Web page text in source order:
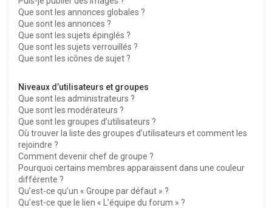
Que sont les annonces globales ?
Que sont les annonces ?
Que sont les sujets épinglés ?
Que sont les sujets verrouillés ?
Que sont les icônes de sujet ?
Niveaux d’utilisateurs et groupes
Que sont les administrateurs ?
Que sont les modérateurs ?
Que sont les groupes d’utilisateurs ?
Où trouver la liste des groupes d’utilisateurs et comment les
rejoindre ?
Comment devenir chef de groupe ?
Pourquoi certains membres apparaissent dans une couleur
différente ?
Qu’est-ce qu’un « Groupe par défaut » ?
Qu’est-ce que le lien « L’équipe du forum » ?